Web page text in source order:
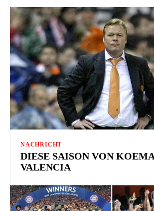
NACHRICHT
DIESE SAISON VON
VALENCIA